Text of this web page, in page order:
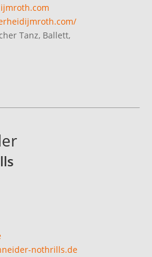
Tanz, Ballett,
nothrills.de